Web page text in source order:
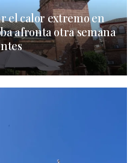
el calor extremo en
afronta otra semana